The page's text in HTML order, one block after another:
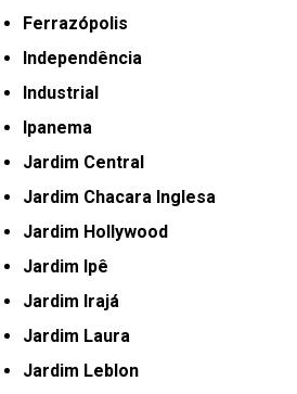
Ferrazópolis
Independência
Industrial
Ipanema
Jardim Central
Jardim Chacara Inglesa
Jardim Hollywood
Jardim Ipê
Jardim Irajá
Jardim Laura
Jardim Leblon